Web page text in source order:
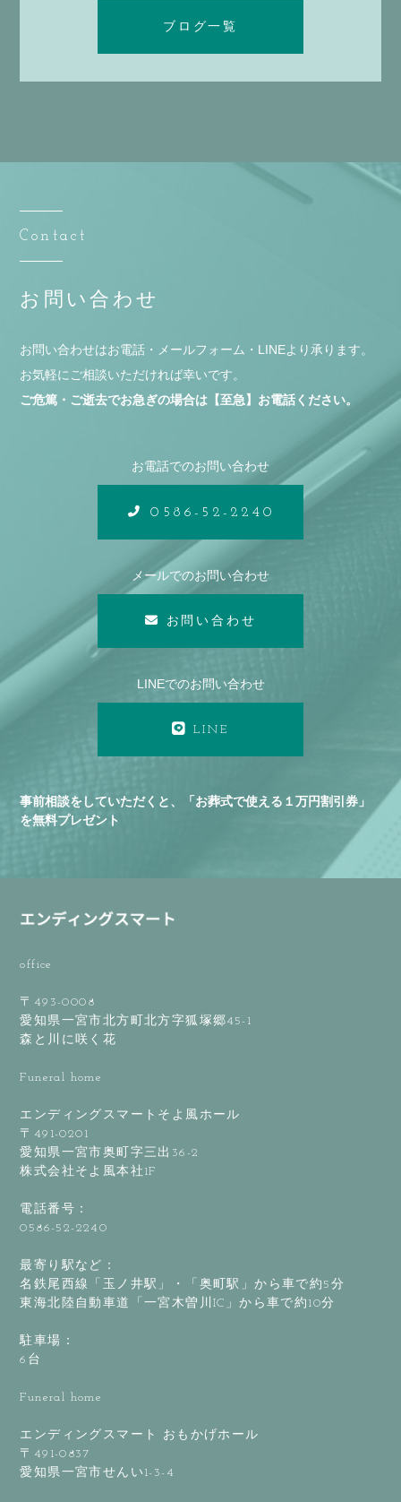
ブログ一覧
Contact
お問い合わせ
お問い合わせはお電話・メールフォーム・LINEより承ります。
お気軽にご相談いただければ幸いです。
ご危篤・ご逝去でお急ぎの場合は【至急】お電話ください。
お電話でのお問い合わせ
0586-52-2240
メールでのお問い合わせ
お問い合わせ
LINEでのお問い合わせ
LINE
事前相談をしていただくと、「お葬式で使える１万円割引券」
を無料プレゼント
office
〒493-0008
愛知県一宮市北方町北方字狐塚郷45-1
森と川に咲く花
Funeral home
エンディングスマートそよ風ホール
〒491-0201
愛知県一宮市奥町字三出36-2
株式会社そよ風本社1F
電話番号：
0586-52-2240
最寄り駅など：
名鉄尾西線「玉ノ井駅」・「奥町駅」から車で約5分
東海北陸自動車道「一宮木曽川IC」から車で約10分
駐車場：
6台
Funeral home
エンディングスマート おもかげホール
〒491-0837
愛知県一宮市せんい1-3-4